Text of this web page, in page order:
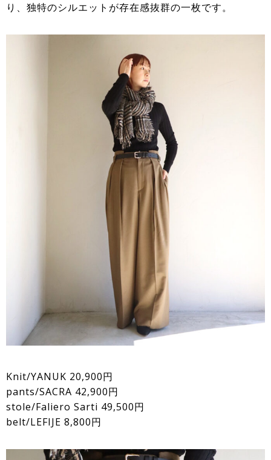
り、独特のシルエットが存在感抜群の一枚です。
Knit/YANUK 20,900円
pants/SACRA 42,900円
stole/Faliero Sarti 49,500円
belt/LEFIJE 8,800円